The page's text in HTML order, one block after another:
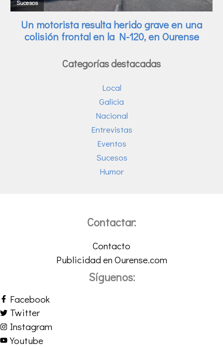
Categorías destacadas
Local
Galicia
Nacional
Entrevistas
Eventos
Sucesos
Humor
Contactar:
Contacto
Publicidad en Ourense.com
Síguenos:
Facebook
Twitter
Instagram
Youtube